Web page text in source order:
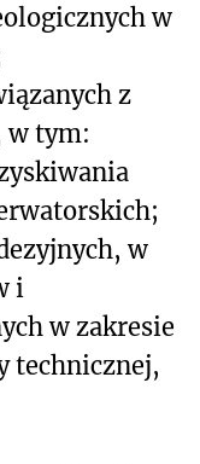
w
z
w tym:
w
i
w zakresie
technicznej,